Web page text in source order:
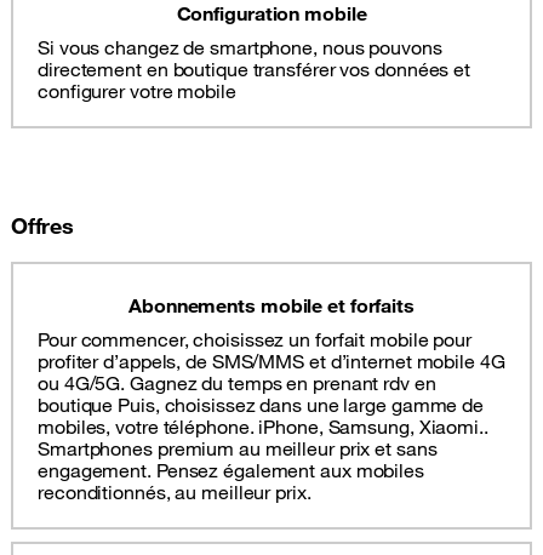
Configuration mobile
Si vous changez de smartphone, nous pouvons
directement en boutique transférer vos données et
configurer votre mobile
Offres
Abonnements mobile et forfaits
Pour commencer, choisissez un forfait mobile pour
profiter d’appels, de SMS/MMS et d’internet mobile 4G
ou 4G/5G. Gagnez du temps en prenant rdv en
boutique Puis, choisissez dans une large gamme de
mobiles, votre téléphone. iPhone, Samsung, Xiaomi..
Smartphones premium au meilleur prix et sans
engagement. Pensez également aux mobiles
reconditionnés, au meilleur prix.